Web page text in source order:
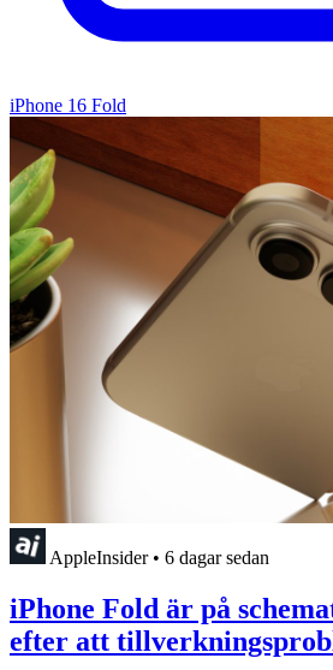
iPhone 16 Fold
AppleInsider • 6 dagar sedan
iPhone Fold är på
efter att